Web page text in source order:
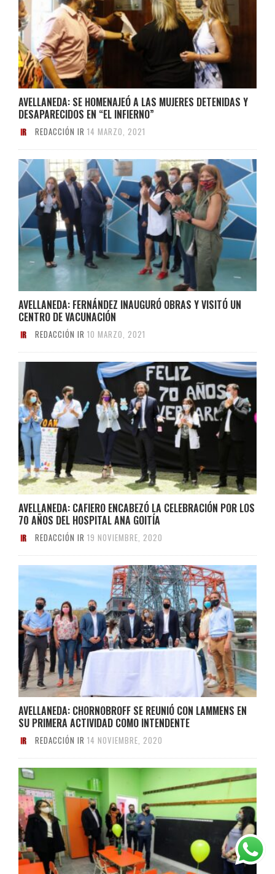
AVELLANEDA: SE HOMENAJEÓ A LAS MUJERES DETENIDAS Y
DESAPARECIDOS EN “EL INFIERNO”
REDACCIÓN IR 14 MARZO, 2021
AVELLANEDA: FERNÁNDEZ INAUGURÓ OBRAS Y VISITÓ UN
CENTRO DE VACUNACIÓN
REDACCIÓN IR 10 MARZO, 2021
AVELLANEDA: CAFIERO ENCABEZÓ LA CELEBRACIÓN POR LOS
70 AÑOS DEL HOSPITAL ANA GOITÍA
REDACCIÓN IR 19 NOVIEMBRE, 2020
AVELLANEDA: CHORNOBROFF SE REUNIÓ CON LAMMENS EN
SU PRIMERA ACTIVIDAD COMO INTENDENTE
REDACCIÓN IR 14 NOVIEMBRE, 2020